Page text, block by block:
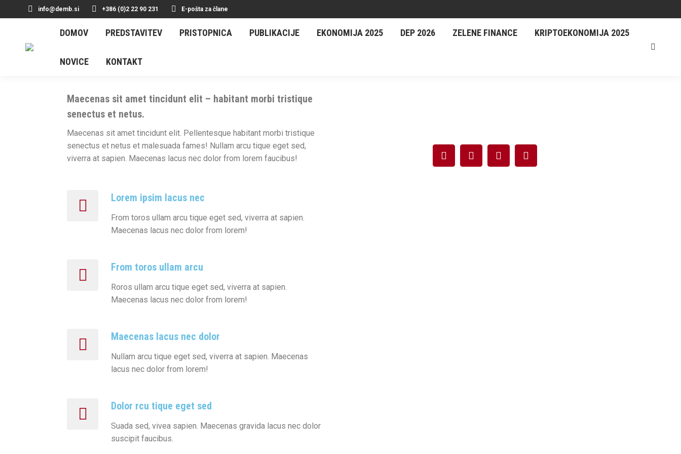
info@demb.si +386 (0)2 22 90 231 E-pošta za člane
DOMOV PREDSTAVITEV PRISTOPNICA PUBLIKACIJE EKONOMIJA 2025 DEP 2026 ZELENE FINANCE KRIPTOEKONOMIJA 2025
NOVICE KONTAKT
Maecenas sit amet tincidunt elit – habitant morbi tristique
senectus et netus.
Maecenas sit amet tincidunt elit. Pellentesque habitant morbi tristique
senectus et netus et malesuada fames! Nullam arcu tique eget sed,
viverra at sapien. Maecenas lacus nec dolor from lorem faucibus!
Lorem ipsim lacus nec
From toros ullam arcu tique eget sed, viverra at sapien.
Maecenas lacus nec dolor from lorem!
From toros ullam arcu
Roros ullam arcu tique eget sed, viverra at sapien.
Maecenas lacus nec dolor from lorem!
Maecenas lacus nec dolor
Nullam arcu tique eget sed, viverra at sapien. Maecenas
lacus nec dolor from lorem!
Dolor rcu tique eget sed
Suada sed, vivea sapien. Maecenas gravida lacus nec dolor
suscipit faucibus.